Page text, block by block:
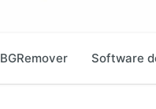
BGRemover Software